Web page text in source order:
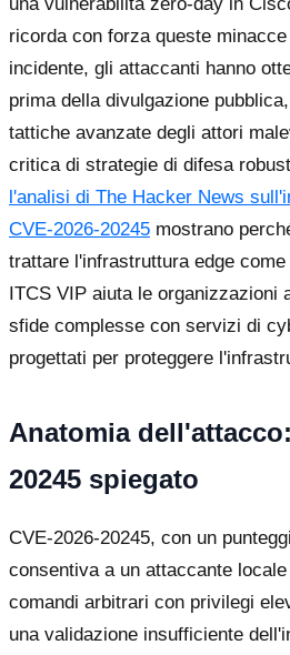
ricorda con forza queste
incidente, gli attaccanti hanno
prima della divulgazione
tattiche avanzate degli attori
critica di strategie di difesa
l'analisi di The Hacker News
CVE-2026-20245 mostrano
trattare l'infrastruttura edge
ITCS VIP aiuta le organizzazioni
sfide complesse con servizi di
progettati per proteggere
Anatomia
20245 spiegato
CVE-2026-20245, con un
consentiva a un attaccante
comandi arbitrari con privilegi
una validazione insufficiente